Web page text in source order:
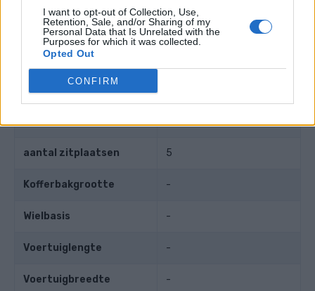
I want to opt-out of Collection, Use,
Retention, Sale, and/or Sharing of my
Personal Data that Is Unrelated with the
Purposes for which it was collected.
Opted Out
CONFIRM
Compressieverhouding 9.50
Andere gegevens
Gewicht
aantal zitplaatsen 5
Kofferbakgrootte -
Wielbasis -
Voertuiglengte -
Voertuigbreedte -